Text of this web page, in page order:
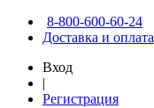
8-800-600-60-24
Доставка и оплата
Вход
|
Регистрация